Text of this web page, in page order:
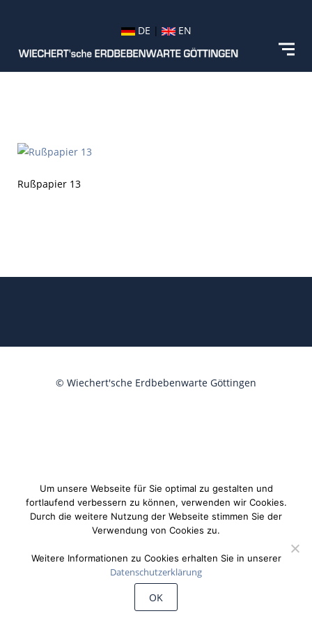
DE | EN
Rußpapier 13
© Wiechert'sche Erdbebenwarte Göttingen
Um unsere Webseite für Sie optimal zu gestalten und
fortlaufend verbessern zu können, verwenden wir Cookies.
Durch die weitere Nutzung der Webseite stimmen Sie der
Verwendung von Cookies zu.
Weitere Informationen zu Cookies erhalten Sie in unserer
Datenschutzerklärung
OK